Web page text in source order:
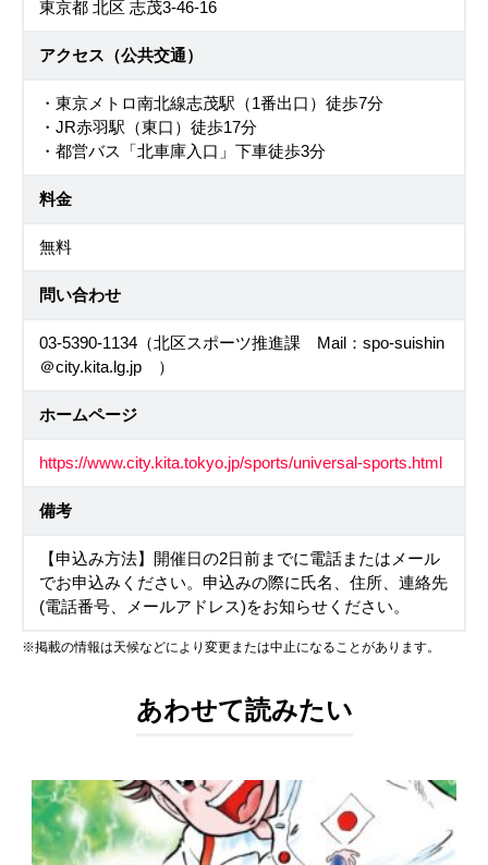
東京都 北区 志茂3-46-16
アクセス（公共交通）
・東京メトロ南北線志茂駅（1番出口）徒歩7分
・JR赤羽駅（東口）徒歩17分
・都営バス「北車庫入口」下車徒歩3分
料金
無料
問い合わせ
03-5390-1134（北区スポーツ推進課 Mail：spo-suishin
＠city.kita.lg.jp ）
ホームページ
https://www.city.kita.tokyo.jp/sports/universal-sports.html
備考
【申込み方法】開催日の2日前までに電話またはメール
でお申込みください。申込みの際に氏名、住所、連絡先
(電話番号、メールアドレス)をお知らせください。
※掲載の情報は天候などにより変更または中止になることがあります。
あわせて読みたい